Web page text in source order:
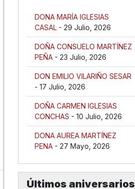
DONA MARÍA IGLESIAS
CASAL - 29 Julio, 2026
DOÑA CONSUELO MARTÍNEZ
PEÑA - 23 Julio, 2026
DON EMILIO VILARIÑO SESAR
- 17 Julio, 2026
DOÑA CARMEN IGLESIAS
CONCHAS - 10 Julio, 2026
DONA AUREA MARTÍNEZ
PENA - 27 Mayo, 2026
Últimos aniversarios